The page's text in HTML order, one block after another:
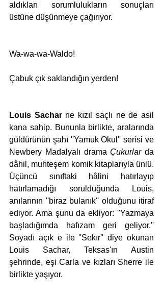
aldıkları sorumlulukların sonuçları
üstüne düşünmeye çağırıyor.
Wa-wa-wa-Waldo!
Çabuk çık saklandığın yerden!
Louis Sachar ne kızıl saçlı ne de asil
kana sahip. Bununla birlikte, aralarında
güldürünün şahı ''Yamuk Okul'' serisi ve
Newbery Madalyalı drama Çukurlar da
dâhil, muhteşem komik kitaplarıyla ünlü.
Üçüncü sınıftaki hâlini hatırlayıp
hatırlamadığı sorulduğunda Louis,
anılarının ''biraz bulanık'' olduğunu itiraf
ediyor. Ama şunu da ekliyor: ''Yazmaya
başladığımda hafızam geri geliyor.''
Soyadı açık e ile ''Sekır'' diye okunan
Louis Sachar, Teksas'ın Austin
şehrinde, eşi Carla ve kızları Sherre ile
birlikte yaşıyor.